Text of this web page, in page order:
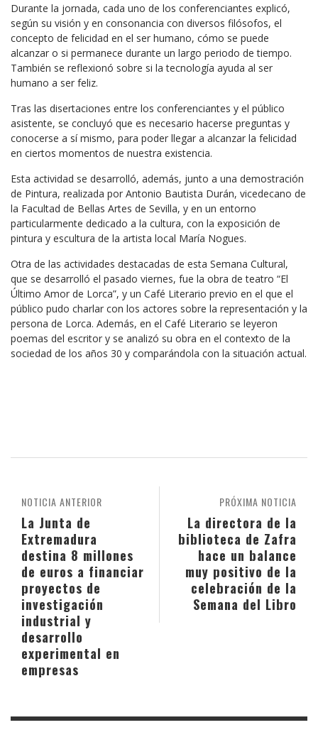
Durante la jornada, cada uno de los conferenciantes explicó,
según su visión y en consonancia con diversos filósofos, el
concepto de felicidad en el ser humano, cómo se puede
alcanzar o si permanece durante un largo periodo de tiempo.
También se reflexionó sobre si la tecnología ayuda al ser
humano a ser feliz.
Tras las disertaciones entre los conferenciantes y el público
asistente, se concluyó que es necesario hacerse preguntas y
conocerse a sí mismo, para poder llegar a alcanzar la felicidad
en ciertos momentos de nuestra existencia.
Esta actividad se desarrolló, además, junto a una demostración
de Pintura, realizada por Antonio Bautista Durán, vicedecano de
la Facultad de Bellas Artes de Sevilla, y en un entorno
particularmente dedicado a la cultura, con la exposición de
pintura y escultura de la artista local María Nogues.
Otra de las actividades destacadas de esta Semana Cultural,
que se desarrolló el pasado viernes, fue la obra de teatro “El
Último Amor de Lorca”, y un Café Literario previo en el que el
público pudo charlar con los actores sobre la representación y la
persona de Lorca. Además, en el Café Literario se leyeron
poemas del escritor y se analizó su obra en el contexto de la
sociedad de los años 30 y comparándola con la situación actual.
PRÓXIMA NOTICIA
La directora de la
biblioteca de Zafra
hace un balance
muy positivo de la
celebración de la
Semana del Libro
NOTICIA ANTERIOR
La Junta de
Extremadura
destina 8 millones
de euros a financiar
proyectos de
investigación
industrial y
desarrollo
experimental en
empresas